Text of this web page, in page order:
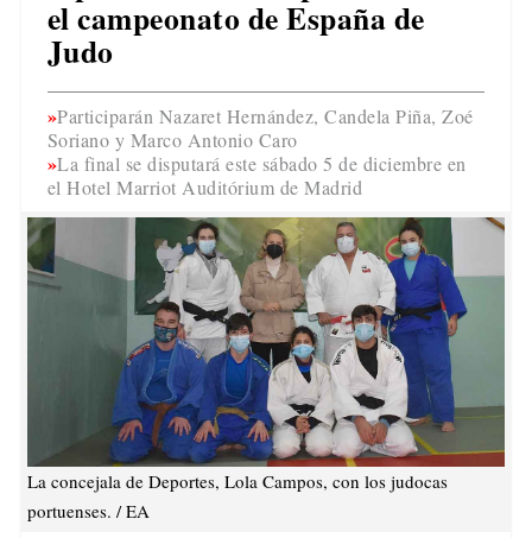
el campeonato de España de
Judo
Participarán Nazaret Hernández, Candela Piña, Zoé
Soriano y Marco Antonio Caro
La final se disputará este sábado 5 de diciembre en
el Hotel Marriot Auditórium de Madrid
La concejala de Deportes, Lola Campos, con los judocas
portuenses. / EA